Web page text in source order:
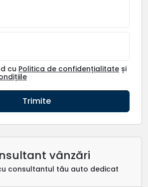
cu Politica de confidențialitate și
Trimite
vânzări
consultantul tău auto dedicat